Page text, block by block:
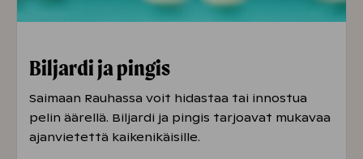
Biljardi ja pingis
Saimaan Rauhassa voit hidastaa tai innostua
pelin äärellä. Biljardi ja pingis tarjoavat mukavaa
ajanvietettä kaikenikäisille.